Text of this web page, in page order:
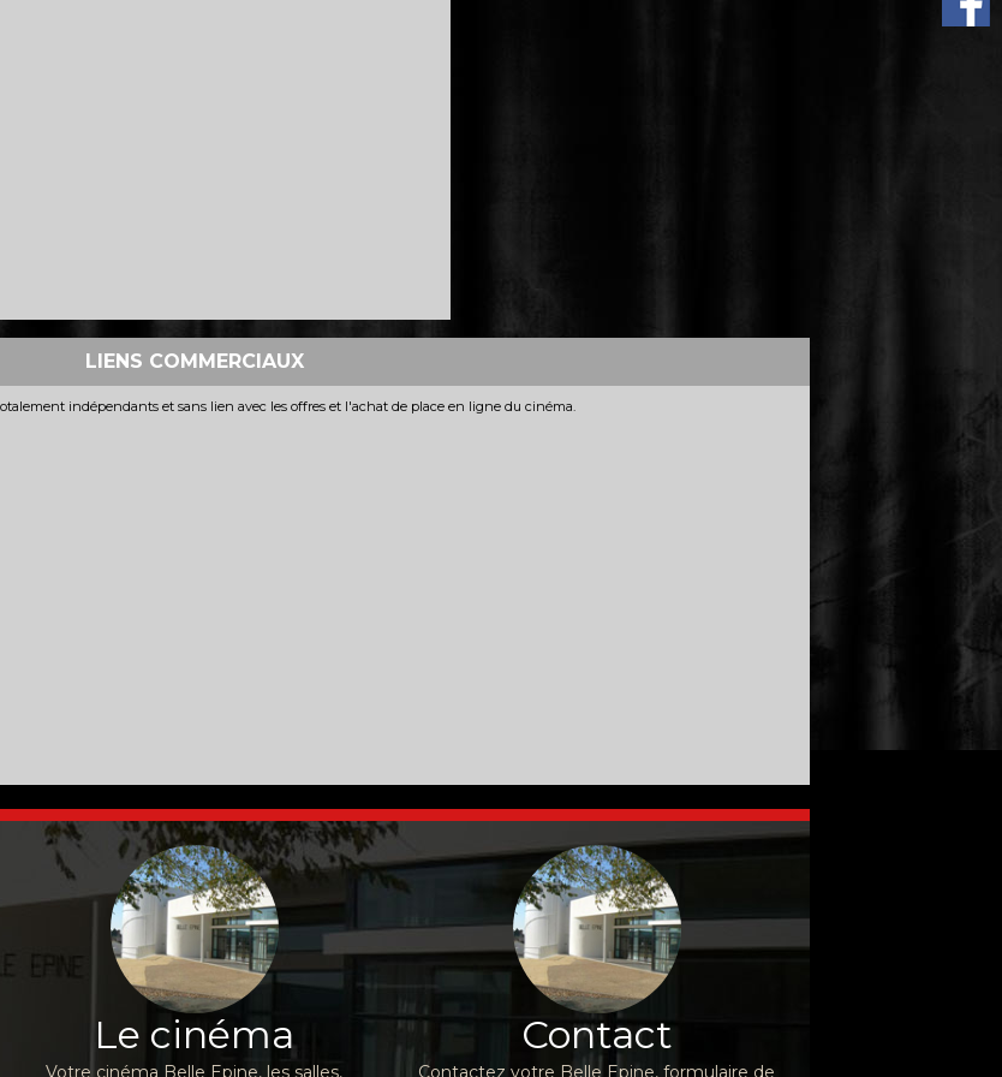
LIENS COMMERCIAUX
indépendants et sans lien avec les offres et l'achat de place en ligne du cinéma.
Le cinéma
Votre cinéma Belle Epine, les salles,
Contact
Contactez votre Belle Epine, formulaire de